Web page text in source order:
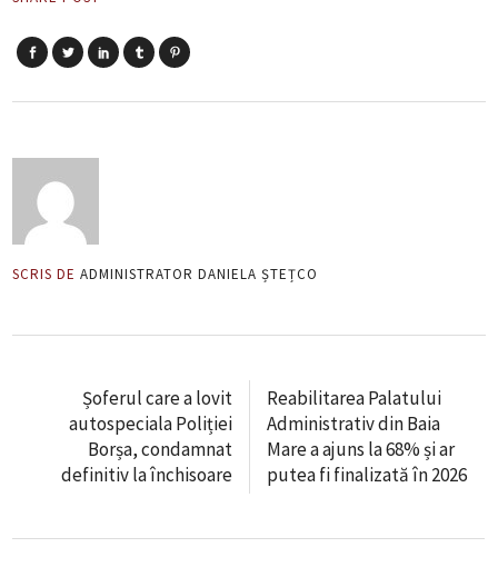
SCRIS DE ADMINISTRATOR DANIELA ȘTEȚCO
Șoferul care a lovit
autospeciala Poliției
Borșa, condamnat
definitiv la închisoare
Reabilitarea Palatului
Administrativ din Baia
Mare a ajuns la 68% și ar
putea fi finalizată în 2026